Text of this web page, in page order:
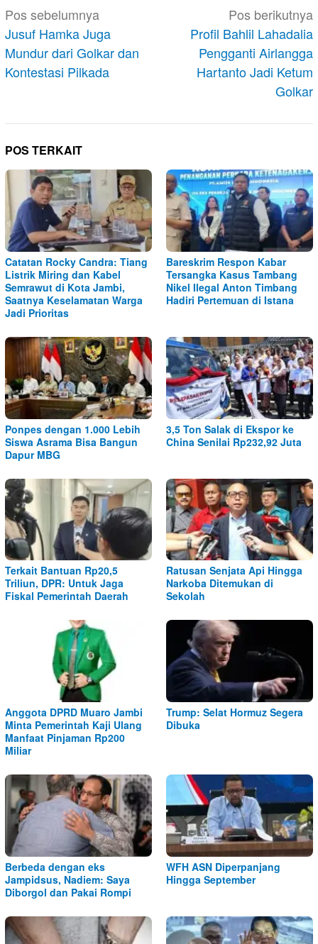
Navigasi
pos
Pos sebelumnya
Jusuf Hamka Juga
Mundur dari Golkar dan
Kontestasi Pilkada
Pos berikutnya
Profil Bahlil Lahadalia
Pengganti Airlangga
Hartanto Jadi Ketum
Golkar
POS TERKAIT
Catatan Rocky Candra: Tiang
Listrik Miring dan Kabel
Semrawut di Kota Jambi,
Saatnya Keselamatan Warga
Jadi Prioritas
Bareskrim Respon Kabar
Tersangka Kasus Tambang
Nikel Ilegal Anton Timbang
Hadiri Pertemuan di Istana
Ponpes dengan 1.000 Lebih
Siswa Asrama Bisa Bangun
Dapur MBG
3,5 Ton Salak di Ekspor ke
China Senilai Rp232,92 Juta
Terkait Bantuan Rp20,5
Triliun, DPR: Untuk Jaga
Fiskal Pemerintah Daerah
Ratusan Senjata Api Hingga
Narkoba Ditemukan di
Sekolah
Anggota DPRD Muaro Jambi
Minta Pemerintah Kaji Ulang
Manfaat Pinjaman Rp200
Miliar
Trump: Selat Hormuz Segera
Dibuka
Berbeda dengan eks
Jampidsus, Nadiem: Saya
Diborgol dan Pakai Rompi
WFH ASN Diperpanjang
Hingga September